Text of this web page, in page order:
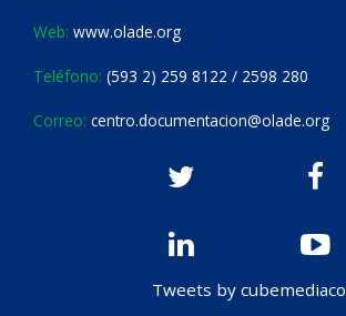
Web: www.olade.org
Teléfono: (593 2) 259 8122 / 2598 280
Correo: centro.documentacion@olade.org
Tweets by cubemediaco